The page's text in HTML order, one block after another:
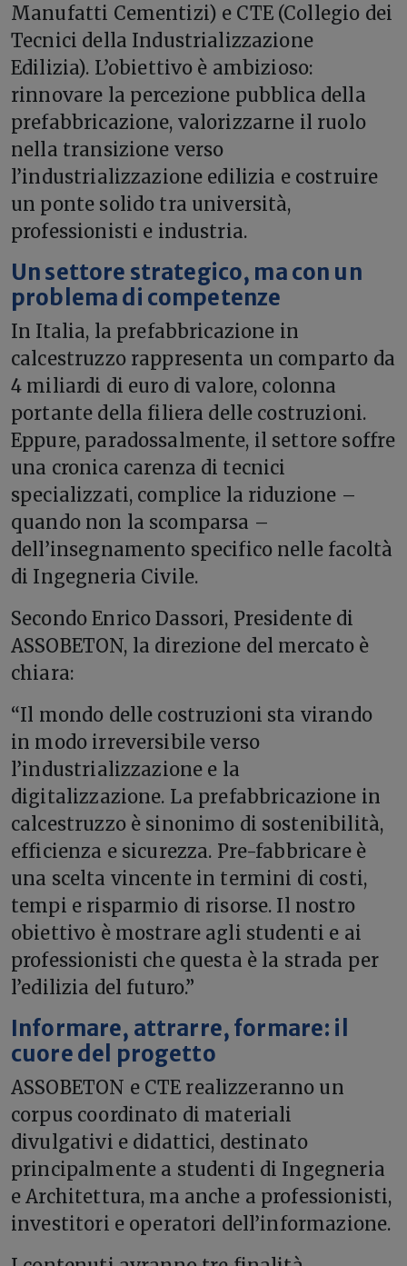
Manufatti Cementizi) e CTE (Collegio dei
Tecnici della Industrializzazione
Edilizia). L’obiettivo è ambizioso:
rinnovare la percezione pubblica della
prefabbricazione, valorizzarne il ruolo
nella transizione verso
l’industrializzazione edilizia e costruire
un ponte solido tra università,
professionisti e industria.
Un settore strategico, ma con un
problema di competenze
In Italia, la prefabbricazione in
calcestruzzo rappresenta un comparto da
4 miliardi di euro di valore, colonna
portante della filiera delle costruzioni.
Eppure, paradossalmente, il settore soffre
una cronica carenza di tecnici
specializzati, complice la riduzione –
quando non la scomparsa –
dell’insegnamento specifico nelle facoltà
di Ingegneria Civile.
Secondo Enrico Dassori, Presidente di
ASSOBETON, la direzione del mercato è
chiara:
“Il mondo delle costruzioni sta virando
in modo irreversibile verso
l’industrializzazione e la
digitalizzazione. La prefabbricazione in
calcestruzzo è sinonimo di sostenibilità,
efficienza e sicurezza. Pre-fabbricare è
una scelta vincente in termini di costi,
tempi e risparmio di risorse. Il nostro
obiettivo è mostrare agli studenti e ai
professionisti che questa è la strada per
l’edilizia del futuro.”
Informare, attrarre, formare: il
cuore del progetto
ASSOBETON e CTE realizzeranno un
corpus coordinato di materiali
divulgativi e didattici, destinato
principalmente a studenti di Ingegneria
e Architettura, ma anche a professionisti,
investitori e operatori dell’informazione.